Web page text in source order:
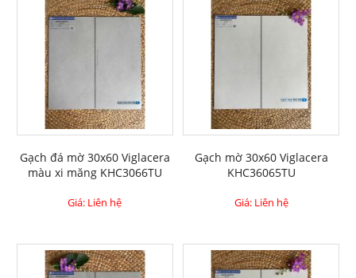
Gạch đá mờ 30x60 Viglacera
màu xi măng KHC3066TU
Giá: Liên hệ
Gạch mờ 30x60 Viglacera
KHC36065TU
Giá: Liên hệ